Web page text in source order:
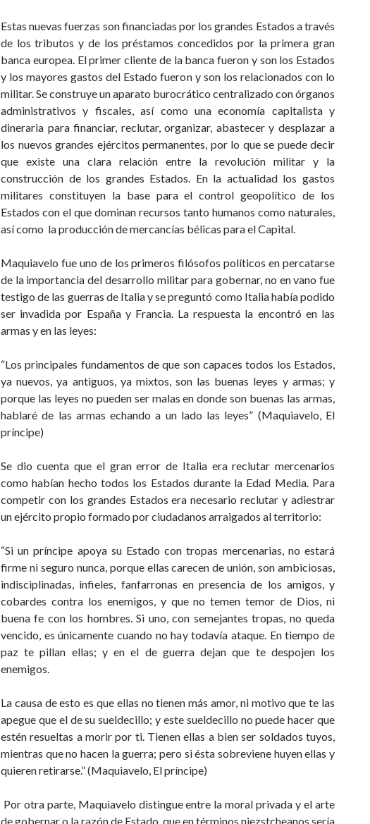
Estas nuevas fuerzas son financiadas por los grandes Estados a través
de los tributos y de los préstamos concedidos por la primera gran
banca europea. El primer cliente de la banca fueron y son los Estados
y los mayores gastos del Estado fueron y son los relacionados con lo
militar. Se construye un aparato burocrático centralizado con órganos
administrativos y fiscales, así como una economía capitalista y
dineraria para financiar, reclutar, organizar, abastecer y desplazar a
los nuevos grandes ejércitos permanentes, por lo que se puede decir
que existe una clara relación entre la revolución militar y la
construcción de los grandes Estados. En la actualidad los gastos
militares constituyen la base para el control geopolítico de los
Estados con el que dominan recursos tanto humanos como naturales,
así como la producción de mercancías bélicas para el Capital.
Maquiavelo fue uno de los primeros filósofos políticos en percatarse
de la importancia del desarrollo militar para gobernar, no en vano fue
testigo de las guerras de Italia y se preguntó como Italia había podido
ser invadida por España y Francia. La respuesta la encontró en las
armas y en las leyes:
“Los principales fundamentos de que son capaces todos los Estados,
ya nuevos, ya antiguos, ya mixtos, son las buenas leyes y armas; y
porque las leyes no pueden ser malas en donde son buenas las armas,
hablaré de las armas echando a un lado las leyes” (Maquiavelo, El
príncipe)
Se dio cuenta que el gran error de Italia era reclutar mercenarios
como habían hecho todos los Estados durante la Edad Media. Para
competir con los grandes Estados era necesario reclutar y adiestrar
un ejército propio formado por ciudadanos arraigados al territorio:
“Si un príncipe apoya su Estado con tropas mercenarias, no estará
firme ni seguro nunca, porque ellas carecen de unión, son ambiciosas,
indisciplinadas, infieles, fanfarronas en presencia de los amigos, y
cobardes contra los enemigos, y que no temen temor de Dios, ni
buena fe con los hombres. Si uno, con semejantes tropas, no queda
vencido, es únicamente cuando no hay todavía ataque. En tiempo de
paz te pillan ellas; y en el de guerra dejan que te despojen los
enemigos.
La causa de esto es que ellas no tienen más amor, ni motivo que te las
apegue que el de su sueldecillo; y este sueldecillo no puede hacer que
estén resueltas a morir por ti. Tienen ellas a bien ser soldados tuyos,
mientras que no hacen la guerra; pero si ésta sobreviene huyen ellas y
quieren retirarse.” (Maquiavelo, El príncipe)
Por otra parte, Maquiavelo distingue entre la moral privada y el arte
de gobernar o la razón de Estado, que en términos niezstcheanos sería